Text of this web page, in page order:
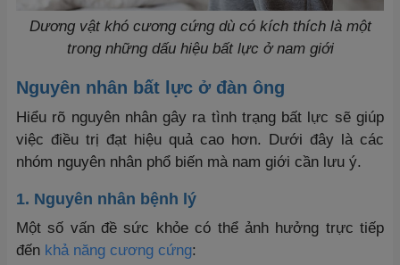
Dương vật khó cương cứng dù có kích thích là một
trong những dấu hiệu bất lực ở nam giới
Nguyên nhân bất lực ở đàn ông
Hiểu rõ nguyên nhân gây ra tình trạng bất lực sẽ giúp
việc điều trị đạt hiệu quả cao hơn. Dưới đây là các
nhóm nguyên nhân phổ biến mà nam giới cần lưu ý.
1. Nguyên nhân bệnh lý
Một số vấn đề sức khỏe có thể ảnh hưởng trực tiếp
đến khả năng cương cứng: